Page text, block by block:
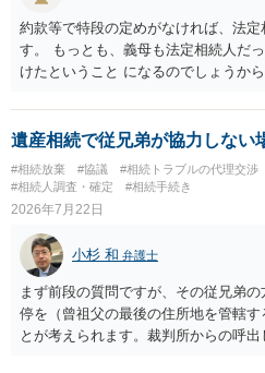
約款等で特段の定めがなければ、法
す。 もっとも、義母も法定相続人だ
けたということ になるのでしょうか
遺産相続で従兄弟が協力しない
#相続放棄 #協議 #相続トラブルの代理交渉
#相続人調査・確定
#相続手続き
2026年7月22日
小杉 和 弁護士
まず前段の質問ですが、その従兄弟
停を（曾祖父の最後の住所地を管轄
とが考えられます。裁判所からの呼